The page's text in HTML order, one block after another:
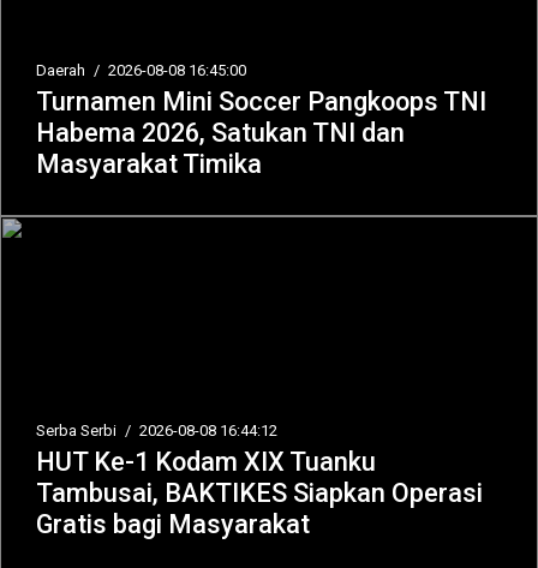
Daerah / 2026-08-08 16:45:00
Turnamen Mini Soccer Pangkoops TNI
Habema 2026, Satukan TNI dan
Masyarakat Timika
Serba Serbi / 2026-08-08 16:44:12
HUT Ke-1 Kodam XIX Tuanku
Tambusai, BAKTIKES Siapkan Operasi
Gratis bagi Masyarakat